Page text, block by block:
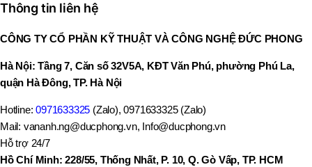
Thông tin liên hệ
CÔNG TY CỔ PHẦN KỸ THUẬT VÀ CÔNG NGHỆ ĐỨC PHONG
Hà Nội: Tầng 7, Căn số 32V5A, KĐT Văn Phú, phường Phú La,
quận Hà Đông, TP. Hà Nội
Hotline:0971633325 (Zalo), 0971633325 (Zalo)
Mail: vananh.ng@ducphong.vn, Info@ducphong.vn
Hỗ trợ 24/7
Hồ Chí Minh: 228/55, Thống Nhất, P. 10, Q. Gò Vấp, TP. HCM